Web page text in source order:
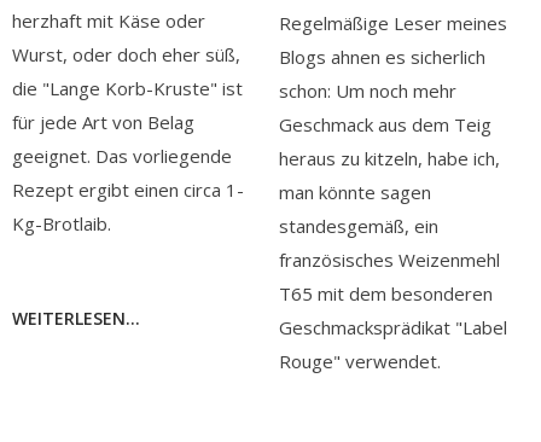
herzhaft mit Käse oder
Wurst, oder doch eher süß,
die "Lange Korb-Kruste" ist
für jede Art von Belag
geeignet. Das vorliegende
Rezept ergibt einen circa 1-
Kg-Brotlaib.
WEITERLESEN...
Regelmäßige Leser meines
Blogs ahnen es sicherlich
schon: Um noch mehr
Geschmack aus dem Teig
heraus zu kitzeln, habe ich,
man könnte sagen
standesgemäß, ein
französisches Weizenmehl
T65 mit dem besonderen
Geschmacksprädikat "Label
Rouge" verwendet.